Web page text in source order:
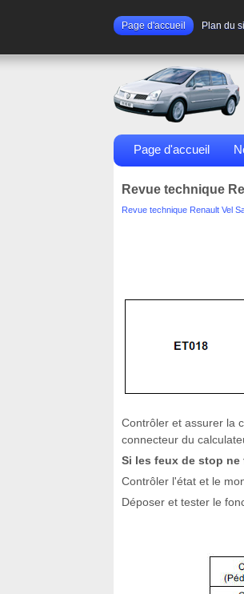
Page d'accueil Plan du
Page d'accueil
Revue technique
Revue technique Renault Vel
Contrôler et assurer la
connecteur du
Si les feux de stop
Contrôler l'état et le
Déposer et tester le